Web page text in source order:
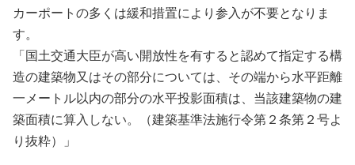
カーポートの多くは緩和措置により参入が不要となりま
す。
「国土交通大臣が高い開放性を有すると認めて指定する構
造の建築物又はその部分については、その端から水平距離
一メートル以内の部分の水平投影面積は、当該建築物の建
築面積に算入しない。（建築基準法施行令第２条第２号よ
り抜粋）」